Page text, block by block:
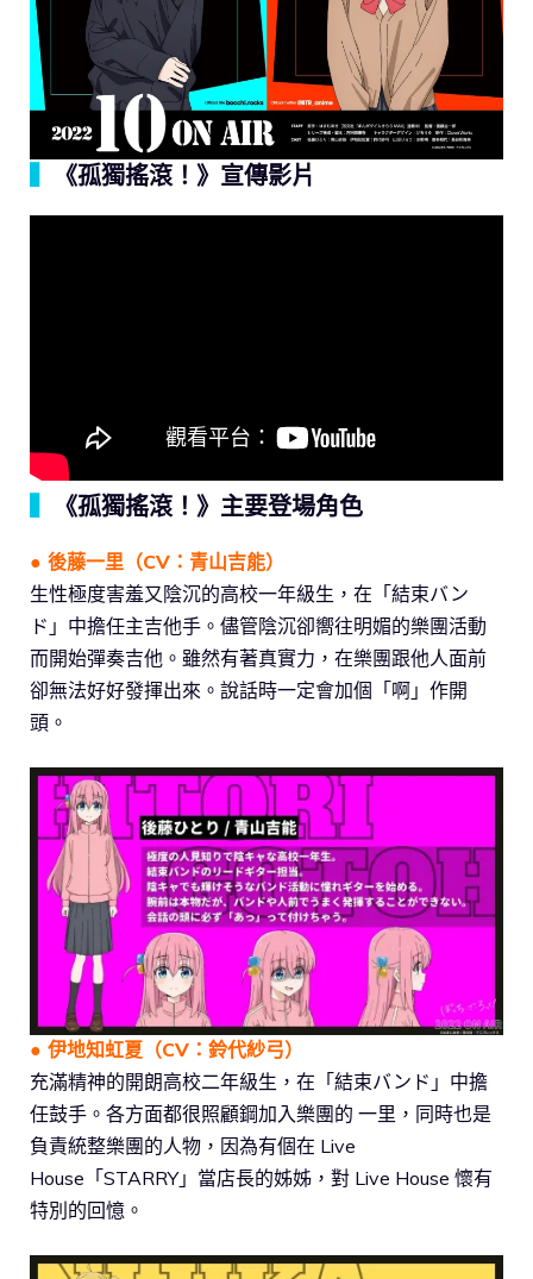
《孤獨搖滾！》宣傳影片
《孤獨搖滾！》主要登場角色
● 後藤一里（CV：青山吉能）
生性極度害羞又陰沉的高校一年級生，在「結束バン
ド」中擔任主吉他手。儘管陰沉卻嚮往明媚的樂團活動
而開始彈奏吉他。雖然有著真實力，在樂團跟他人面前
卻無法好好發揮出來。說話時一定會加個「啊」作開
頭。
● 伊地知虹夏 （CV：鈴代紗弓）
充滿精神的開朗高校二年級生，在「結束バンド」中擔
任鼓手。各方面都很照顧鋼加入樂團的 一里，同時也是
負責統整樂團的人物，因為有個在 Live
House「STARRY」當店長的姊姊，對 Live House 懷有
特別的回憶。